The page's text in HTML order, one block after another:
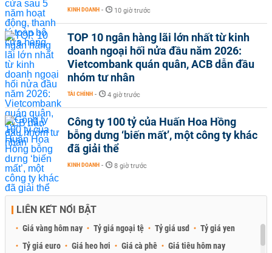
KINH DOANH - 10 giờ trước
TOP 10 ngân hàng lãi lớn nhất từ kinh
doanh ngoại hối nửa đầu năm 2026:
Vietcombank quán quân, ACB dẫn đầu
nhóm tư nhân
TÀI CHÍNH - 4 giờ trước
Công ty 100 tỷ của Huấn Hoa Hồng
bỗng dưng ‘biến mất’, một công ty khác
đã giải thể
KINH DOANH - 8 giờ trước
LIÊN KẾT NỔI BẬT
Giá vàng hôm nay Tỷ giá ngoại tệ Tỷ giá usd
Tỷ giá yen
Tỷ giá euro
Giá heo hơi Giá cà phê Giá tiêu hôm nay